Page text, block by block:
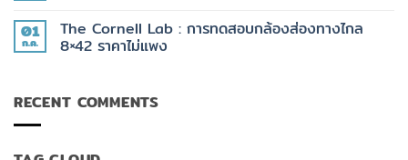
ที่
มัน
ต้อง
กล้อง
วัด
ระยะ
3K
+
ฟรี
บน
คู่มือ
เลือก
ทาง
ไกล
01
ก.ค.
The Cornell Lab : การทดสอบกล้องส่องทางไกล
8×42 ราคาไม่แพง
บน
The
RECENT COMMENTS